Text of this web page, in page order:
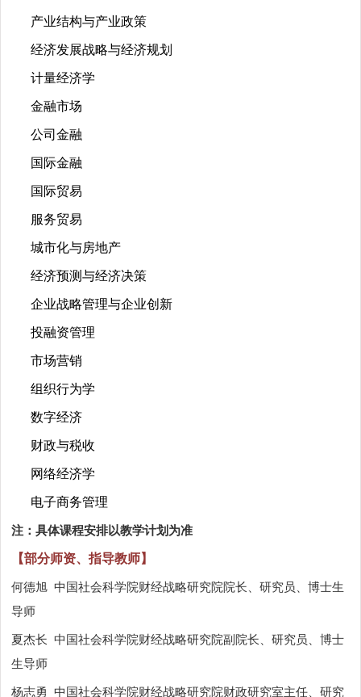
产业结构与产业政策
经济发展战略与经济规划
计量经济学
金融市场
公司金融
国际金融
国际贸易
服务贸易
城市化与房地产
经济预测与经济决策
企业战略管理与企业创新
投融资管理
市场营销
组织行为学
数字经济
财政与税收
网络经济学
电子商务管理
注：具体课程安排以教学计划为准
【部分师资、指导教师】
何德旭 中国社会科学院财经战略研究院院长、研究员、博士生
导师
夏杰长 中国社会科学院财经战略研究院副院长、研究员、博士
生导师
杨志勇
中国社会科学院财经战略研究院财政研究室主任、研究